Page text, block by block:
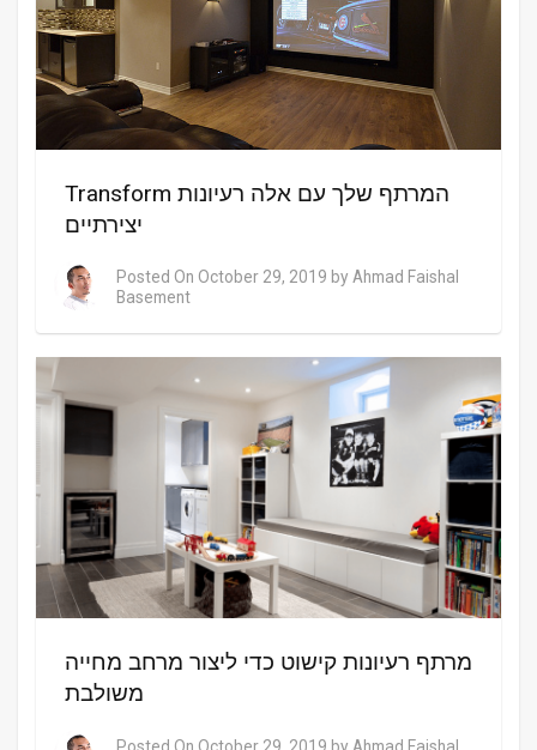
Transform המרתף שלך עם אלה רעיונות
יצירתיים
Posted On October 29, 2019 by Ahmad Faishal
Basement
מרתף רעיונות קישוט כדי ליצור מרחב מחייה
משולבת